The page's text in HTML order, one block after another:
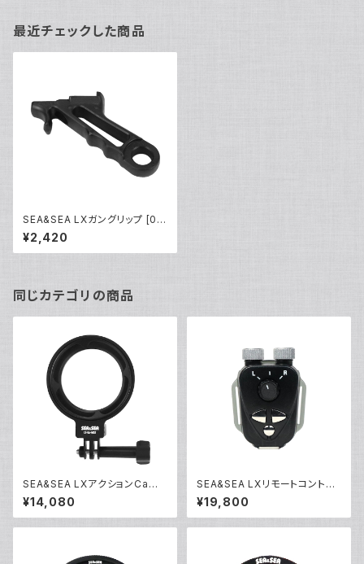
最近チェックした商品
SEA&SEA LXガングリップ [09
142/09143]
¥2,420
同じカテゴリの商品
SEA&SEA LXアクションCam
アダプター [09174/09175]
¥14,080
SEA&SEA LXリモートコントロ
ーラー [09173]
¥19,800